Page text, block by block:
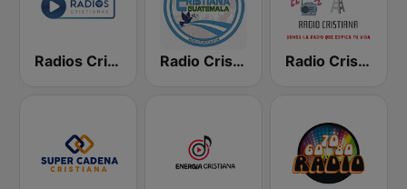
Radios Cristianas Radio Cristiana Guatemala Radio Cristiana Internacional